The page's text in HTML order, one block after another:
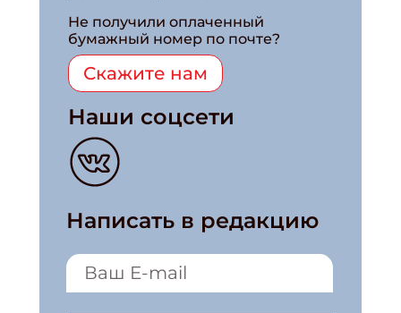
Не получили оплаченный
бумажный номер по почте?
Скажите нам
Наши соцсети
Написать в редакцию